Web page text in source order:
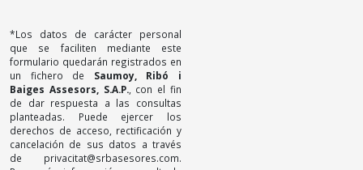
*Los datos de carácter personal
que se faciliten mediante este
formulario quedarán registrados en
un fichero de Saumoy, Ribó i
Baiges Assesors, S.A.P., con el fin
de dar respuesta a las consultas
planteadas. Puede ejercer los
derechos de acceso, rectificación y
cancelación de sus datos a través
de privacitat@srbasesores.com.